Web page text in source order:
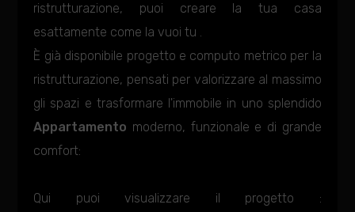
ristrutturazione, puoi creare la tua casa
esattamente come la vuoi tu .
È già disponibile progetto e computo metrico per la
ristrutturazione, pensati per valorizzare al massimo
gli spazi e trasformare l'immobile in uno splendido
Appartamento moderno, funzionale e di grande
comfort:
Qui puoi visualizzare il progetto :